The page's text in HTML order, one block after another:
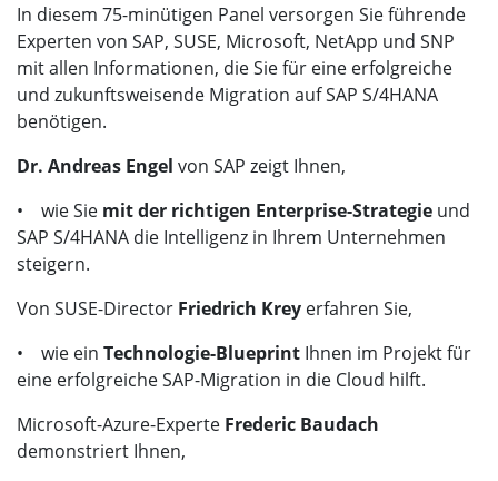
In diesem 75-minütigen Panel versorgen Sie führende
Experten von SAP, SUSE, Microsoft, NetApp und SNP
mit allen Informationen, die Sie für eine erfolgreiche
und zukunftsweisende Migration auf SAP S/4HANA
benötigen.
Dr. Andreas Engel von SAP zeigt Ihnen,
• wie Sie mit der richtigen Enterprise-Strategie und
SAP S/4HANA die Intelligenz in Ihrem Unternehmen
steigern.
Von SUSE-Director Friedrich Krey erfahren Sie,
• wie ein Technologie-Blueprint Ihnen im Projekt für
eine erfolgreiche SAP-Migration in die Cloud hilft.
Microsoft-Azure-Experte Frederic Baudach
demonstriert Ihnen,